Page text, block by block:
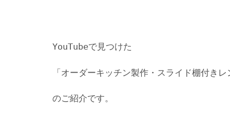
YouTubeで見つけた
「オーダーキッチン製作・スライド棚付き
のご紹介です。